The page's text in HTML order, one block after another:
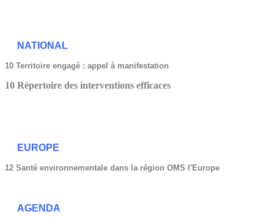
NATIONAL
10 Territoire engagé : appel à manifestation
10 Répertoire des interventions efficaces
EUROPE
12 Santé environnementale dans la région OMS l'Europe
AGENDA